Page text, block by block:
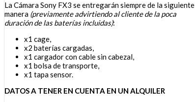
La Cámara Sony FX3 se entregarán siempre de la siguiente
manera (previamente advirtiendo al cliente de la poca
duración de las baterías incluidas):
x1 cage,
x2 baterías cargadas,
x1 cargador con cable sin cabezal,
x1 bolsa de transporte,
x1 tapa sensor.
DATOS A TENER EN CUENTA EN UN ALQUILER